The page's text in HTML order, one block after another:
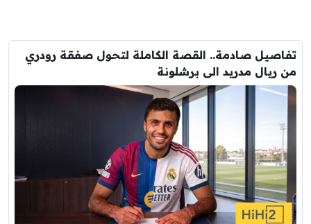
تفاصيل صادمة.. القصة الكاملة لتحول صفقة رودري
من ريال مدريد الى برشلونة